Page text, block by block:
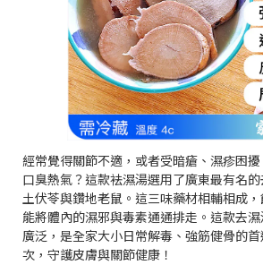
經常覺得關節不適，或者受暗瘡、濕疹困
口臭熱氣？這款袪濕湯選用了廣東最有名
土伏苓與鑽地老鼠。這三味藥材相輔相成，
能將體內的濕邪與毒素通通排走。這款去
廣泛，是全家大小日常解毒、強筋健骨的
次，守護皮膚與關節健康！